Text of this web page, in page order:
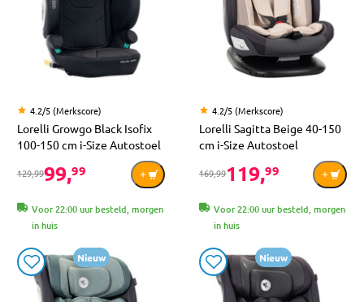
4.2/5 (Merkscore)
Lorelli Growgo Black Isofix
100-150 cm i-Size Autostoel
129,9999,99
Voor 22:00 uur besteld, morgen
in huis
4.2/5 (Merkscore)
Lorelli Sagitta Beige 40-150
cm i-Size Autostoel
169,99119,99
Voor 22:00 uur besteld, morgen
in huis
Nieuw Nieuw